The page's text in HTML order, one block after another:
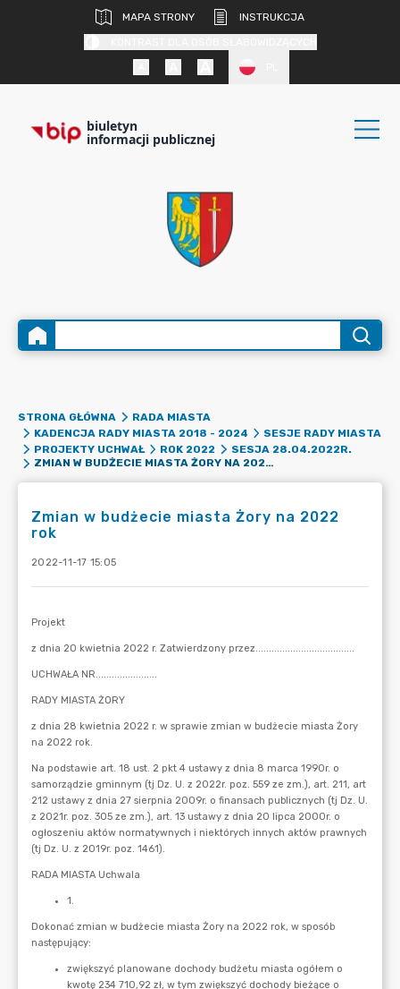
MAPA STRONY
INSTRUKCJA
biuletyn
informacji publicznej
STRONA GŁÓWNA
RADA MIASTA
KADENCJA RADY MIASTA 2018 - 2024
SESJE RADY MIASTA
PROJEKTY UCHWAŁ
ROK 2022
SESJA 28.04.2022R.
ZMIAN W BUDŻECIE MIASTA ŻORY NA 2022 ROK
Zmian w budżecie miasta Żory na 2022
rok
2022-11-17 15:05